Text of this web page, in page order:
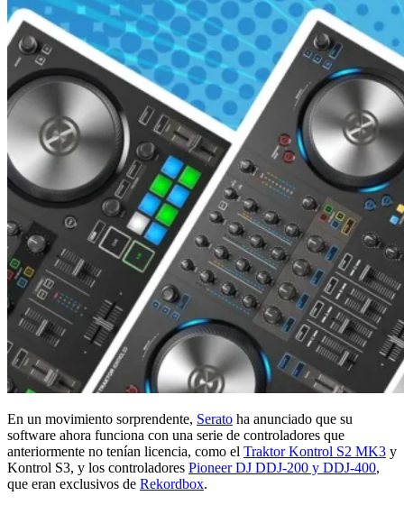
En un movimiento sorprendente, Serato ha anunciado que su
software ahora funciona con una serie de controladores que
anteriormente no tenían licencia, como el Traktor Kontrol S2 MK3 y
Kontrol S3, y los controladores Pioneer DJ DDJ-200 y DDJ-400,
que eran exclusivos de Rekordbox.